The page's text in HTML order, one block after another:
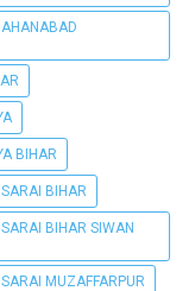
BIHAR
BIHAR
BIHAR SIWAN
MUZAFFARPUR